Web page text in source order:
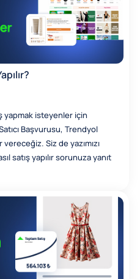
yapmak isteyenler için
Başvurusu, Trendyol
Siz de yazımızı
satış yapılır sorunuza yanıt